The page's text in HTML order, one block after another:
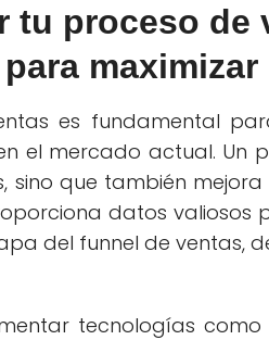
tu proceso
para
es fundamental
el mercado actual. Un
sino que también
datos valiosos
del funnel de ventas,
tecnologías como